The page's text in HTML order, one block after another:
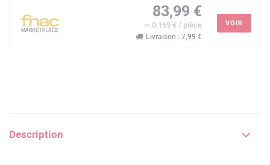
83,99 €
≃ 0,169 € / pièce
Livraison : 7,99 €
VOIR
Description